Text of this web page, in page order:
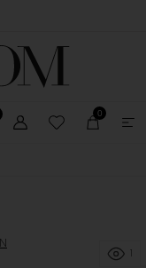
0
1